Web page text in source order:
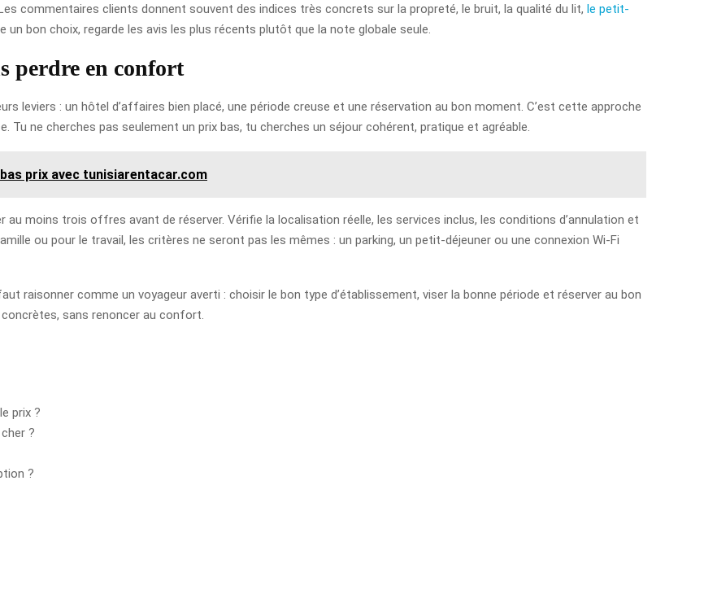
commentaires clients donnent souvent des indices très concrets sur la propreté, le bruit, la qualité du lit, le petit-
bon choix, regarde les avis les plus récents plutôt que la note globale seule.
perdre en confort
leviers : un hôtel d’affaires bien placé, une période creuse et une réservation au bon moment. C’est cette approche
Tu ne cherches pas seulement un prix bas, tu cherches un séjour cohérent, pratique et agréable.
prix avec tunisiarentacar.com
moins trois offres avant de réserver. Vérifie la localisation réelle, les services inclus, les conditions d’annulation et
ou pour le travail, les critères ne seront pas les mêmes : un parking, un petit-déjeuner ou une connexion Wi-Fi
raisonner comme un voyageur averti : choisir le bon type d’établissement, viser la bonne période et réserver au bon
sans renoncer au confort.
prix ?
?
?